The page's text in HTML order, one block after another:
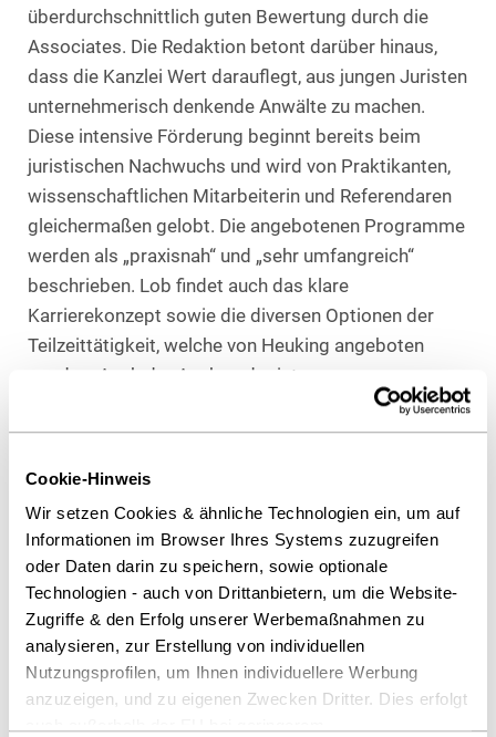
Cookie-Hinweis
Wir setzen Cookies & ähnliche Technologien ein, um auf
Informationen im Browser Ihres Systems zuzugreifen
oder Daten darin zu speichern, sowie optionale
Technologien - auch von Drittanbietern, um die Website-
Zugriffe & den Erfolg unserer Werbemaßnahmen zu
analysieren, zur Erstellung von individuellen
Nutzungsprofilen, um Ihnen individuellere Werbung
anzuzeigen, und zu eigenen Zwecken Dritter. Dies erfolgt
überdurchschnittlich guten Bewertung durch die
Associates. Die Redaktion betont darüber hinaus,
dass die Kanzlei Wert darauflegt, aus jungen Juristen
unternehmerisch denkende Anwälte zu machen.
Diese intensive Förderung beginnt bereits beim
juristischen Nachwuchs und wird von Praktikanten,
wissenschaftlichen Mitarbeiterin und Referendaren
gleichermaßen gelobt. Die angebotenen Programme
werden als „praxisnah“ und „sehr umfangreich“
beschrieben. Lob findet auch das klare
Karrierekonzept sowie die diversen Optionen der
Teilzeittätigkeit, welche von Heuking angeboten
werden. Auch der Ausbau der internen
Kommunikation sowie das neue Angebot einer
virtuellen Kinderbetreuung werden positiv bewertet.
„Wir freuen uns über die Verbesserung im Ranking
und sind erfreut, dass sich die kontinuierliche
Optimierung unserer Angebote in allen Bereichen
bezahlt macht und von unseren Associates sowie
den Nachwuchsjuristen positiv wahrgenommen
wird“, so Sebastian Müller-Pfannkuche, Director of
Human Resources & Business Development bei
Heuking.